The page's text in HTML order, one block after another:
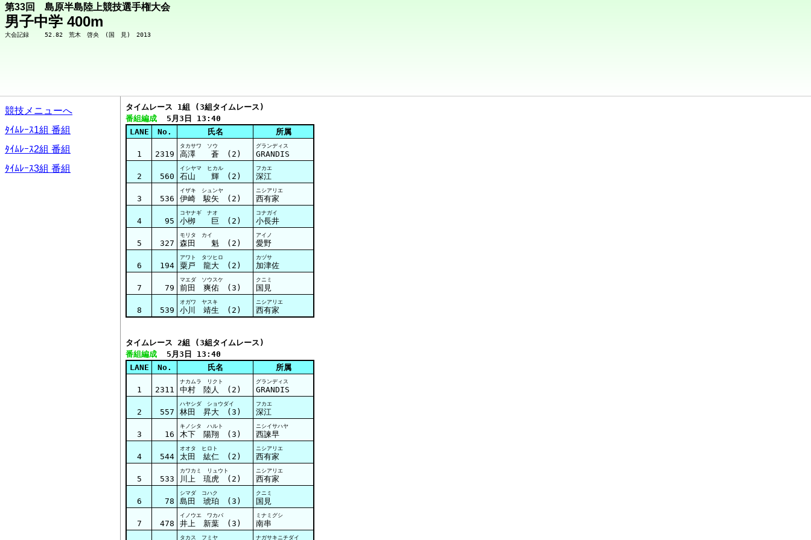
第33回 島原半島陸上競技選手権大会
男子中学 400m
競技メニューへ
ﾀｲﾑﾚｰｽ1組 番組
ﾀｲﾑﾚｰｽ2組 番組
ﾀｲﾑﾚｰｽ3組 番組
タイムレース 1組 (3組タイムレース)
番組編成
  5月3日 13:40
LANE
No. 氏名 所属
1 2319
タカサワ ソウ
高澤 蒼 (2)
グランディス
GRANDIS
2 560
イシヤマ ヒカル
石山 輝 (2)
フカエ
深江
3 536
イザキ シュンヤ
伊崎 駿矢 (2)
ニシアリエ
西有家
4 95
コヤナギ ナオ
小栁 巨 (2)
コナガイ
小長井
5 327
モリタ カイ
森田 魁 (2)
アイノ
愛野
6 194
アワト タツヒロ
粟戸 龍大 (2)
カヅサ
加津佐
7 79
マエダ ソウスケ
前田 爽佑 (3)
クニミ
国見
8 539
オガワ ヤスキ
小川 靖生 (2)
ニシアリエ
西有家
タイムレース 2組 (3組タイムレース)
番組編成
  5月3日 13:40
LANE
No. 氏名 所属
1 2311
ナカムラ リクト
中村 陸人 (2)
グランディス
GRANDIS
2 557
ハヤシダ ショウダイ
林田 昇大 (3)
フカエ
深江
3 16
キノシタ ハルト
木下 陽翔 (3)
ニシイサハヤ
西諫早
4 544
オオタ ヒロト
太田 紘仁 (2)
ニシアリエ
西有家
5 533
カワカミ リュウト
川上 琉虎 (2)
ニシアリエ
西有家
6 78
シマダ コハク
島田 琥珀 (3)
クニミ
国見
7 478
イノウエ ワカバ
井上 新葉 (3)
ミナミグシ
南串
タカス フミヤ ナガサキニチダイ